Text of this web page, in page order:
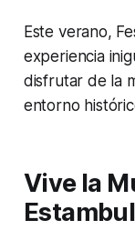
Este verano,
experiencia
disfrutar de la
entorno
Vive la
Estambul